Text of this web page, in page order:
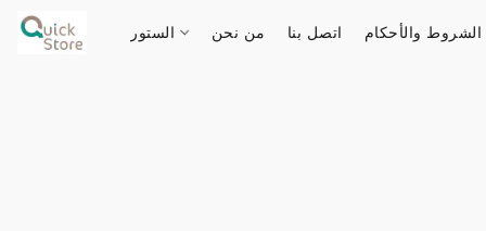
من نحن اتصل بنا الشروط والأحكام